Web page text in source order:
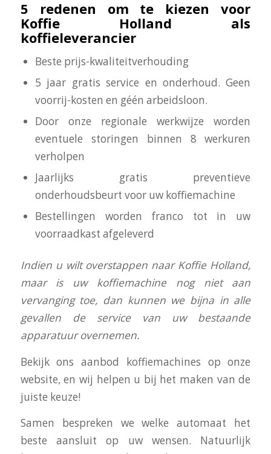
5 redenen om te kiezen voor
Koffie Holland als
koffieleverancier
Beste prijs-kwaliteitverhouding
5 jaar gratis service en onderhoud. Geen
voorrij-kosten en géén arbeidsloon.
Door onze regionale werkwijze worden
eventuele storingen binnen 8 werkuren
verholpen
Jaarlijks gratis preventieve
onderhoudsbeurt voor uw koffiemachine
Bestellingen worden franco tot in uw
voorraadkast afgeleverd
Indien u wilt overstappen naar Koffie Holland,
maar is uw koffiemachine nog niet aan
vervanging toe, dan kunnen we bijna in alle
gevallen de service van uw bestaande
apparatuur overnemen.
Bekijk ons aanbod koffiemachines op onze
website, en wij helpen u bij het maken van de
juiste keuze!
Samen bespreken we welke automaat het
beste aansluit op uw wensen. Natuurlijk